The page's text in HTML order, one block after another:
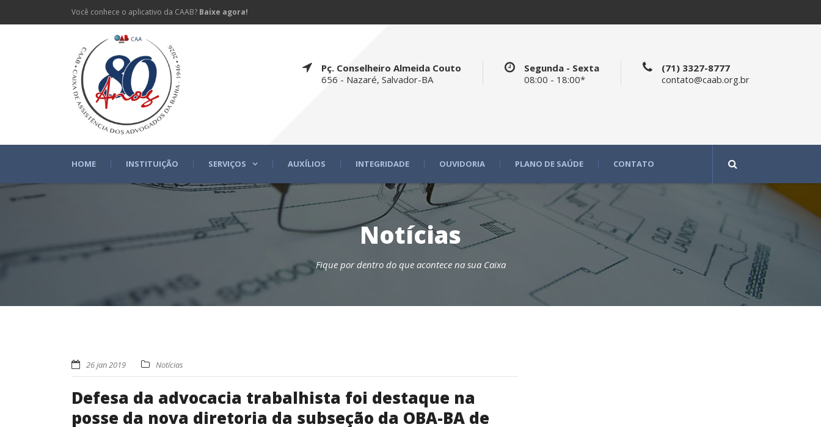
Você conhece o aplicativo da CAAB? Baixe agora!
Pç. Conselheiro Almeida Couto
656 - Nazaré, Salvador-BA
Segunda - Sexta
08:00 - 18:00*
(71) 3327-8777
contato@caab.org.br
HOME INSTITUIÇÃO SERVIÇOS AUXÍLIOS INTEGRIDADE OUVIDORIA PLANO DE SAÚDE CONTATO
Notícias
Fique por dentro do que acontece na sua Caixa
26 jan 2019 Notícias
Defesa da advocacia trabalhista foi destaque na
posse da nova diretoria da subseção da OBA-BA de